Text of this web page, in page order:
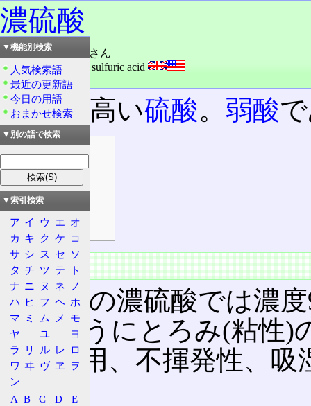
濃硫酸
読み：のうりゅうさん
外語：concentrated sulfuric acid
品詞：名詞
濃度の高い硫酸。 弱酸
概要
特徴
弱酸
水溶液は強酸
概要
市販品の濃硫酸では濃
プのようにとろみ(粘性
酸化作用、不揮発性、
る。
▼機能別検索
人気検索語
最近の更新語
今日の用語
おまかせ検索
▼別の語で検索
▼索引検索
ア イ ウ エ オ
カ キ ク ケ コ
サ シ ス セ ソ
タ チ ツ テ
ト
ナ ニ ヌ ネ
ノ
ハ ヒ フ ヘ ホ
マ ミ ム メ
モ
ヤ
ユ
ヨ
ラ
リ ル レ ロ
ワ ヰ ヴ ヱ
ヲ
ン
A B C D
E